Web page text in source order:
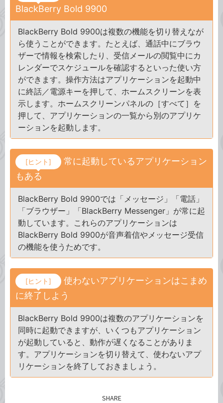
BlackBerry Bold 9900
BlackBerry Bold 9900は複数の機能を切り替えなが
ら使うことができます。たとえば、通話中にブラウ
ザーで情報を検索したり、受信メールの閲覧中にカ
レンダーでスケジュールを確認するといった使い方
ができます。操作方法はアプリケーションを起動中
に終話／電源キーを押して、ホームスクリーンを表
示します。ホームスクリーンパネルの［すべて］を
押して、アプリケーションの一覧から別のアプリケ
ーションを起動します。
[ヒント]
常に起動しているアプリケーション
もある
BlackBerry Bold 9900では「メッセージ」「電話」
「ブラウザー」「BlackBerry Messenger」が常に起
動しています。これらのアプリケーションは
BlackBerry Bold 9900が音声着信やメッセージ受信
の機能を使うためです。
[ヒント]
使わないアプリケーションはこまめ
に終了しよう
BlackBerry Bold 9900は複数のアプリケーションを
同時に起動できますが、いくつもアプリケーション
が起動していると、動作が遅くなることがありま
す。アプリケーションを切り替えて、使わないアプ
リケーションを終了しておきましょう。
SHARE